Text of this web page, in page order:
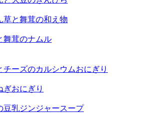
草と舞茸の和え物
舞茸のナムル
チーズのカルシウムおにぎり
ぎおにぎり
豆乳ジンジャースープ